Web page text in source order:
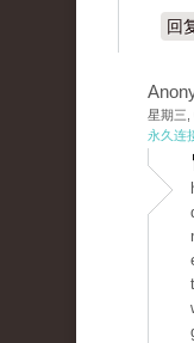
回
星期三,
永久连